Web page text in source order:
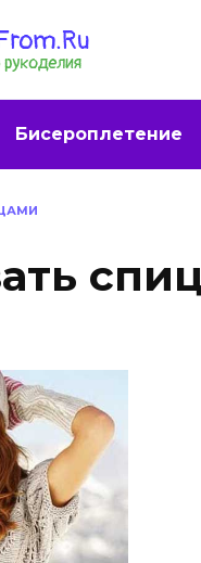
Бисероплетение